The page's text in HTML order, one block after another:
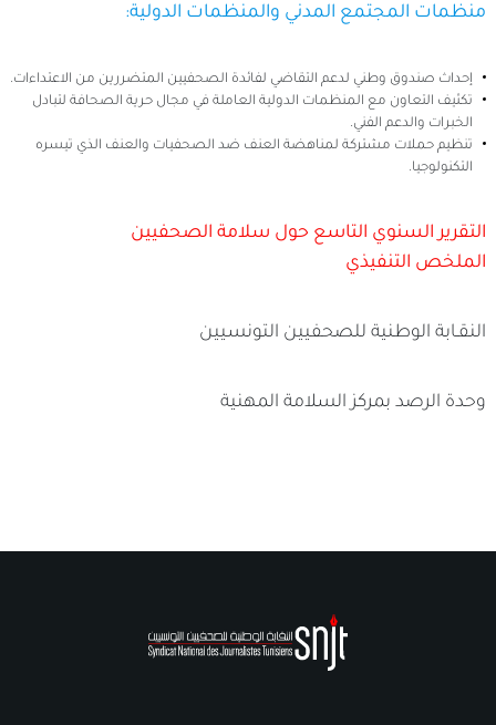
منظمات المجتمع المدني والمنظمات الدولية:
إحداث صندوق وطني لدعم التقاضي لفائدة الصحفيين المتضررين من الاعتداءات.
تكثيف التعاون مع المنظمات الدولية العاملة في مجال حرية الصحافة لتبادل
الخبرات والدعم الفني.
تنظيم حملات مشتركة لمناهضة العنف ضد الصحفيات والعنف الذي تيسره
التكنولوجيا.
التقرير السنوي التاسع حول سلامة الصحفيين
الملخص التنفيذي
النقـابة الوطنية للصحفيين التونسيين
وحدة الرصد بمركز السلامة المهنية